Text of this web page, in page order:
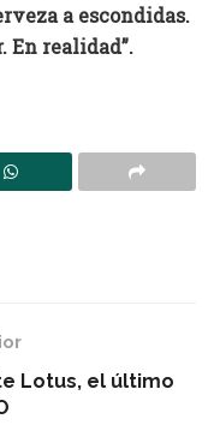
a escondidas.
En realidad”.
Lotus, el último